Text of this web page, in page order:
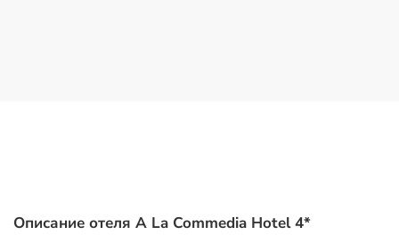
Описание отеля A La Commedia Hotel 4*